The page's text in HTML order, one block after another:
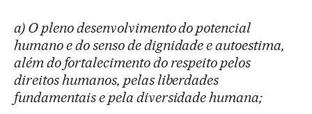
a) O pleno desenvolvimento do potencial
humano e do senso de dignidade e autoestima,
além do fortalecimento do respeito pelos
direitos humanos, pelas liberdades
fundamentais e pela diversidade humana;